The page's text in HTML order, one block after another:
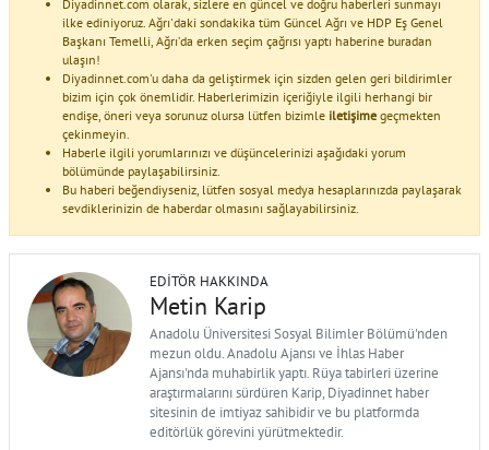
Diyadinnet.com olarak, sizlere en güncel ve doğru haberleri sunmayı
ilke ediniyoruz. Ağrı'daki sondakika tüm Güncel Ağrı ve HDP Eş Genel
Başkanı Temelli, Ağrı’da erken seçim çağrısı yaptı haberine buradan
ulaşın!
Diyadinnet.com'u daha da geliştirmek için sizden gelen geri bildirimler
bizim için çok önemlidir. Haberlerimizin içeriğiyle ilgili herhangi bir
endişe, öneri veya sorunuz olursa lütfen bizimle iletişime geçmekten
çekinmeyin.
Haberle ilgili yorumlarınızı ve düşüncelerinizi aşağıdaki yorum
bölümünde paylaşabilirsiniz.
Bu haberi beğendiyseniz, lütfen sosyal medya hesaplarınızda paylaşarak
sevdiklerinizin de haberdar olmasını sağlayabilirsiniz.
EDITÖR HAKKINDA
Metin Karip
Anadolu Üniversitesi Sosyal Bilimler Bölümü'nden
mezun oldu. Anadolu Ajansı ve İhlas Haber
Ajansı'nda muhabirlik yaptı. Rüya tabirleri üzerine
araştırmalarını sürdüren Karip, Diyadinnet haber
sitesinin de imtiyaz sahibidir ve bu platformda
editörlük görevini yürütmektedir.